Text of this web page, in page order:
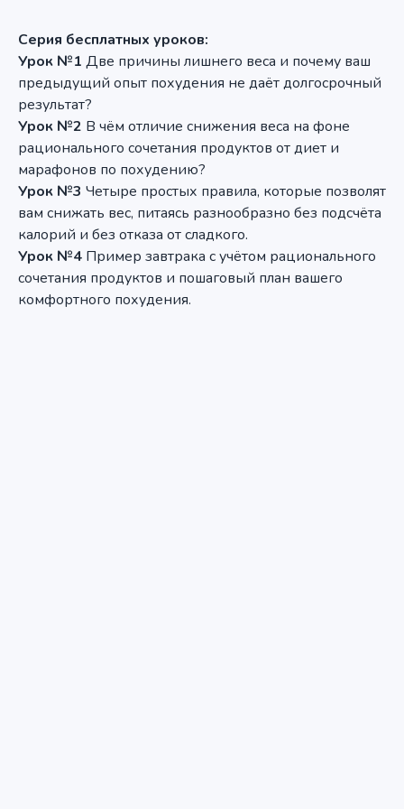
Серия бесплатных уроков:
Урок №1 Две причины лишнего веса и почему ваш
предыдущий опыт похудения не даёт долгосрочный
результат?
Урок №2 В чём отличие снижения веса на фоне
рационального сочетания продуктов от диет и
марафонов по похудению?
Урок №3 Четыре простых правила, которые позволят
вам снижать вес, питаясь разнообразно без подсчёта
калорий и без отказа от сладкого.
Урок №4 Пример завтрака с учётом рационального
сочетания продуктов и пошаговый план вашего
комфортного похудения.